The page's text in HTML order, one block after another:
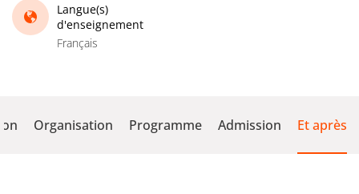
Langue(s)
d'enseignement
Français
Organisation Programme Admission Et après